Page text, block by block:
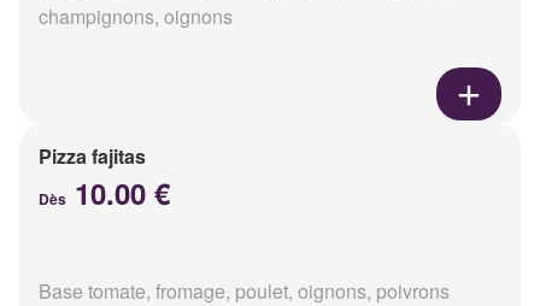
champignons, oignons
Pizza fajitas
Dès 10.00 €
Base tomate, fromage, poulet, oignons, poivrons